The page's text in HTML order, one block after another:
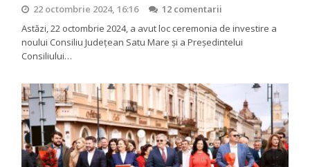
22 octombrie 2024, 16:16
12 comentarii
Astăzi, 22 octombrie 2024, a avut loc ceremonia de investire a
noului Consiliu Județean Satu Mare și a Președintelui
Consiliului…